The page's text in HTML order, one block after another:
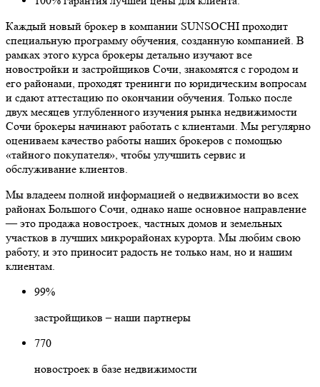
Каждый новый брокер в компании SUNSOCHI проходит
специальную программу обучения, созданную компанией. В
рамках этого курса брокеры детально изучают все
новостройки и застройщиков Сочи, знакомятся с городом и
его районами, проходят тренинги по юридическим вопросам
и сдают аттестацию по окончании обучения. Только после
двух месяцев углубленного изучения рынка недвижимости
Сочи брокеры начинают работать с клиентами. Мы регулярно
оцениваем качество работы наших брокеров с помощью
«тайного покупателя», чтобы улучшить сервис и
обслуживание клиентов.
Мы владеем полной информацией о недвижимости во всех
районах Большого Сочи, однако наше основное направление
— это продажа новостроек, частных домов и земельных
участков в лучших микрорайонах курорта. Мы любим свою
работу, и это приносит радость не только нам, но и нашим
клиентам.
99%
застройщиков – наши партнеры
770
новостроек в базе недвижимости